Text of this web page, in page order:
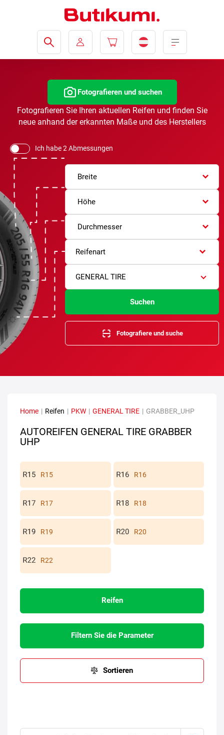
Fotografieren und suchen
Fotografieren Sie Ihren aktuellen Reifen und finden Sie
neue anhand der erkannten Maße und des Herstellers
Ich habe 2 Abmessungen
Breite
Höhe
Durchmesser
Reifenart
GENERAL TIRE
Suchen
Fotografiere und suche
Home | Reifen | PKW | GENERAL TIRE | GRABBER_UHP
AUTOREIFEN GENERAL TIRE GRABBER
UHP
R15 R16
R17 R18
R19 R20
R22
Reifen
Filtern Sie die Parameter
Sortieren